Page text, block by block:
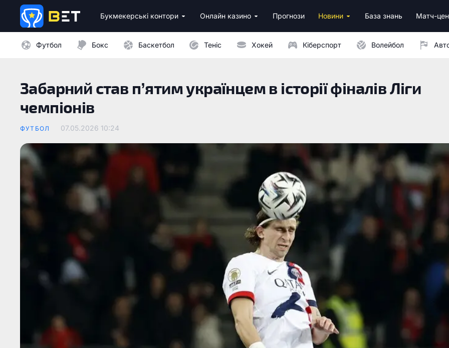
Букмекерські контори Онлайн казино Прогнози Новини База знань Матч-
Футбол Бокс Баскетбол Теніс Хокей Кіберспорт Волейбол
Забарний став п’ятим українцем в історії фіналів Ліги
чемпіонів
ФУТБОЛ 07.05.2026 10:24